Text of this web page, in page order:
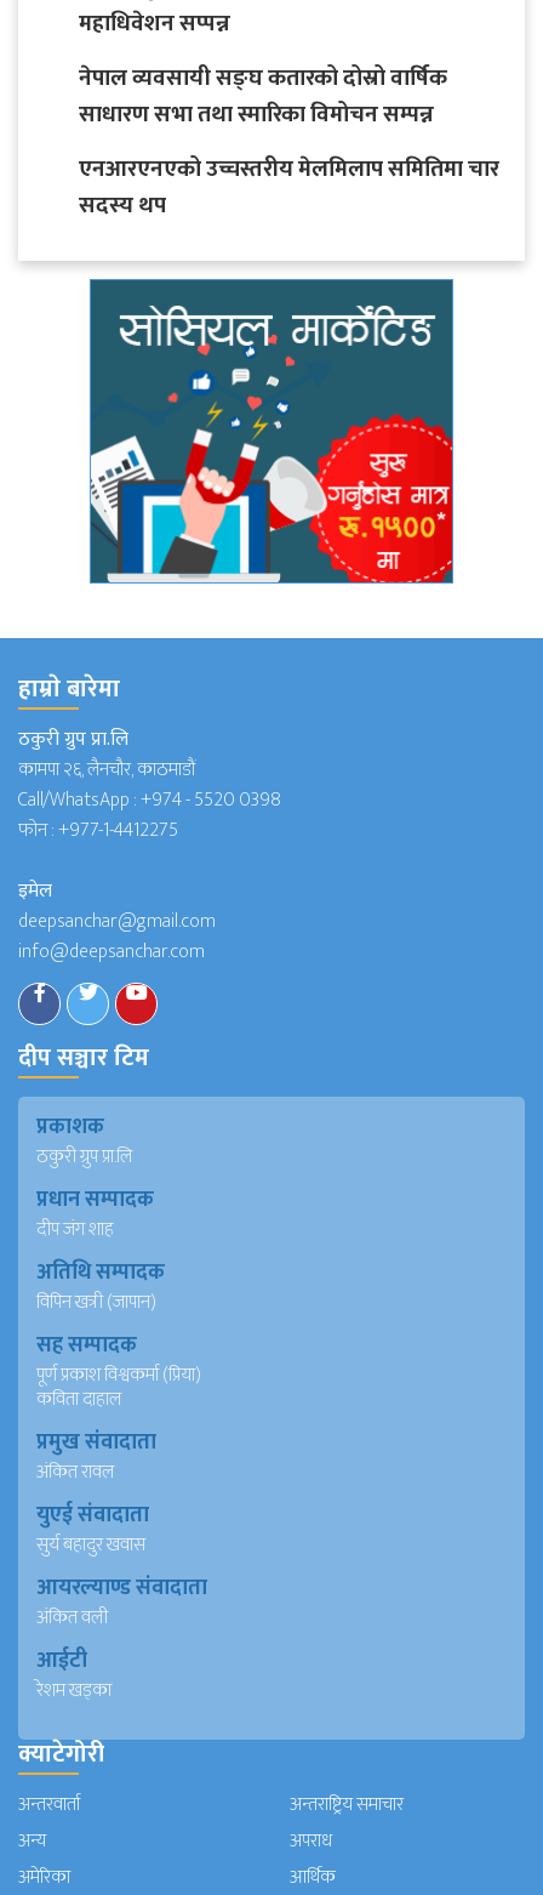
महाधिवेशन सप्पन्न
नेपाल व्यवसायी सङ्घ कतारको दोस्रो वार्षिक
साधारण सभा तथा स्मारिका विमोचन सम्पन्न
एनआरएनएको उच्चस्तरीय मेलमिलाप समितिमा चार
सदस्य थप
हाम्राे बारेमा
ठकुरी ग्रुप प्रा.लि
कामपा २६, लैनचौर, काठमाडौं
Call/WhatsApp :+974 - 5520 0398
फोन :+977-1-4412275
इमेल
deepsanchar@gmail.com
info@deepsanchar.com
दीप सञ्चार टिम
प्रकाशक
ठकुरी ग्रुप प्रा.लि
प्रधान सम्पादक
दीप जंग शाह
अतिथि सम्पादक
विपिन खत्री (जापान)
सह सम्पादक
पूर्ण प्रकाश विश्वकर्मा (प्रिया)
कविता दाहाल
प्रमुख संवादाता
अंकित रावल
युएई संवादाता
सुर्य बहादुर खवास
आयरल्याण्ड संवादाता
अंकित वली
आईटी
रेशम खड्का
क्याटेगोरी
अन्तरवार्ता
अन्तराष्ट्रिय समाचार
अन्य
अपराध
अमेरिका
आर्थिक